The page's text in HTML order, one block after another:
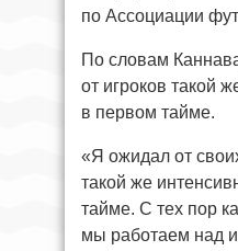
по Ассоциации
По словам
от игроков такой
в первом тайме.
«Я ожидал от
такой же
тайме. С тех пор
мы работаем над